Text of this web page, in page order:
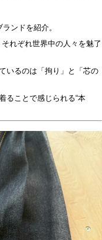
ンドを紹介。
それぞれ世界中の人々を魅了
いるのは「拘り」と「芯の
ることで感じられる“本